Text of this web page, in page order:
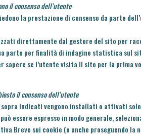
il consenso dell’utente
la prestazione di consenso da parte
direttamente dal gestore del sito per
parte per finalità di indagine statistica sul
sapere se l’utente visita il sito per la
il consenso dell’utente
indicati vengono installati o attivati
essere espresso in modo generale,
Breve sui cookie (o anche proseguendo